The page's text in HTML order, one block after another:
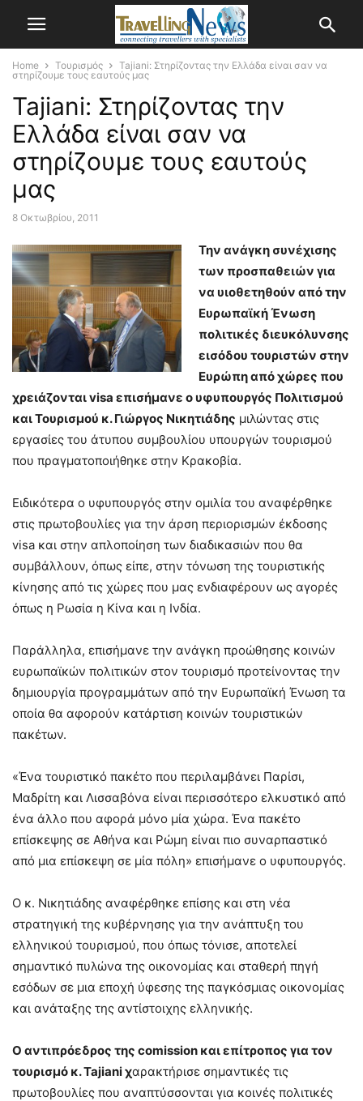
Home Τουρισμός
Tajiani: Στηρίζοντας την Ελλάδα είναι σαν να
στηρίζουμε τους εαυτούς μας
Tajiani: Στηρίζοντας την
Ελλάδα είναι σαν να
στηρίζουμε τους εαυτούς
μας
8 Οκτωβρίου, 2011
Την ανάγκη συνέχισης
των προσπαθειών για
να υιοθετηθούν από την
Ευρωπαϊκή Ένωση
πολιτικές διευκόλυνσης
εισόδου τουριστών στην
Ευρώπη από χώρες που
χρειάζονται visa επισήμανε ο υφυπουργός Πολιτισμού
και Τουρισμού κ. Γιώργος Νικητιάδης μιλώντας στις
εργασίες του άτυπου συμβουλίου υπουργών τουρισμού
που πραγματοποιήθηκε στην Κρακοβία.
Ειδικότερα ο υφυπουργός στην ομιλία του αναφέρθηκε
στις πρωτοβουλίες για την άρση περιορισμών έκδοσης
visa και στην απλοποίηση των διαδικασιών που θα
συμβάλλουν, όπως είπε, στην τόνωση της τουριστικής
κίνησης από τις χώρες που μας ενδιαφέρουν ως αγορές
όπως η Ρωσία η Κίνα και η Ινδία.
Παράλληλα, επισήμανε την ανάγκη προώθησης κοινών
ευρωπαϊκών πολιτικών στον τουρισμό προτείνοντας την
δημιουργία προγραμμάτων από την Ευρωπαϊκή Ένωση τα
οποία θα αφορούν κατάρτιση κοινών τουριστικών
πακέτων.
«Ένα τουριστικό πακέτο που περιλαμβάνει Παρίσι,
Μαδρίτη και Λισσαβόνα είναι περισσότερο ελκυστικό από
ένα άλλο που αφορά μόνο μία χώρα. Ένα πακέτο
επίσκεψης σε Αθήνα και Ρώμη είναι πιο συναρπαστικό
από μια επίσκεψη σε μία πόλη» επισήμανε ο υφυπουργός.
Ο κ. Νικητιάδης αναφέρθηκε επίσης και στη νέα
στρατηγική της κυβέρνησης για την ανάπτυξη του
ελληνικού τουρισμού, που όπως τόνισε, αποτελεί
σημαντικό πυλώνα της οικονομίας και σταθερή πηγή
εσόδων σε μια εποχή ύφεσης της παγκόσμιας οικονομίας
και ανάταξης της αντίστοιχης ελληνικής.
Ο αντιπρόεδρος της comission και επίτροπος για τον
τουρισμό κ. Tajiani χαρακτήρισε σημαντικές τις
πρωτοβουλίες που αναπτύσσονται για κοινές πολιτικές